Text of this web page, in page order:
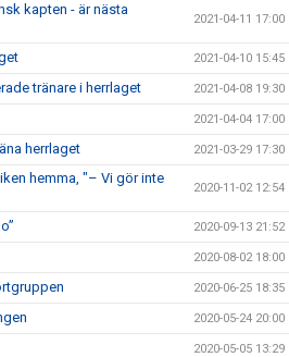
kapten - är nästa
2021-04-11 17:00
2021-04-10 15:45
tränare i herrlaget 2021-04-08 19:30
2021-04-04 17:00
herrlaget 2021-03-29 17:30
hemma, "– Vi gör inte
2020-11-02 12:54
2020-09-13 21:52
2020-08-02 18:00
2020-06-25 18:35
2020-05-24 20:00
2020-05-05 13:29